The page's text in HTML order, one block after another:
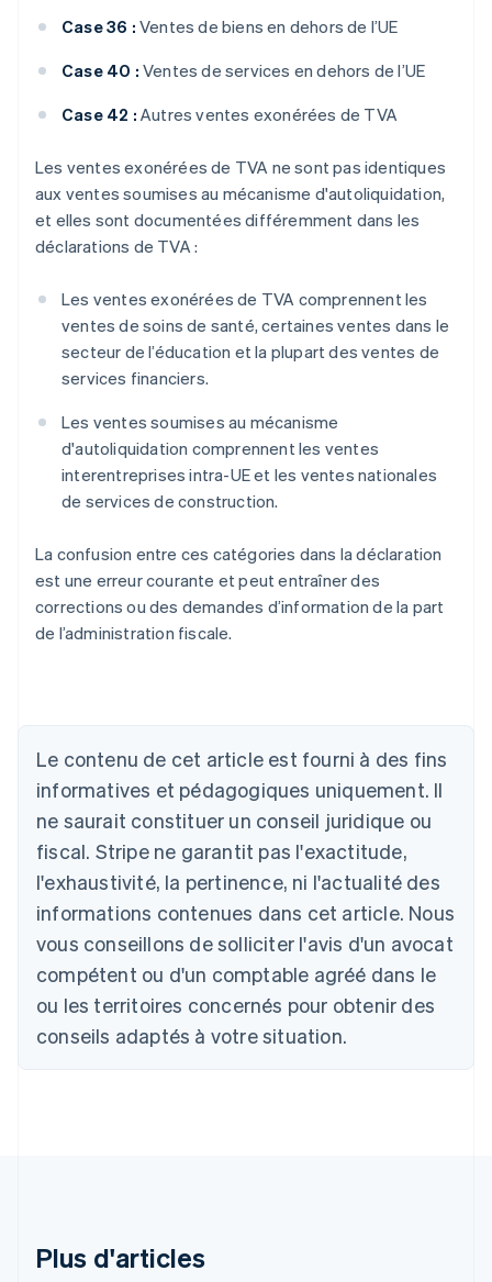
Case 36 : Ventes de biens en dehors de l’UE
Case 40 : Ventes de services en dehors de l’UE
Case 42 : Autres ventes exonérées de TVA
Les ventes exonérées de TVA ne sont pas identiques
aux ventes soumises au mécanisme d'autoliquidation,
et elles sont documentées différemment dans les
déclarations de TVA :
Les ventes exonérées de TVA comprennent les
ventes de soins de santé, certaines ventes dans le
secteur de l’éducation et la plupart des ventes de
services financiers.
Les ventes soumises au mécanisme
d'autoliquidation comprennent les ventes
interentreprises intra-UE et les ventes nationales
de services de construction.
La confusion entre ces catégories dans la déclaration
est une erreur courante et peut entraîner des
corrections ou des demandes d’information de la part
de l’administration fiscale.
Le contenu de cet article est fourni à des fins
informatives et pédagogiques uniquement. Il
ne saurait constituer un conseil juridique ou
fiscal. Stripe ne garantit pas l'exactitude,
l'exhaustivité, la pertinence, ni l'actualité des
informations contenues dans cet article. Nous
vous conseillons de solliciter l'avis d'un avocat
compétent ou d'un comptable agréé dans le
ou les territoires concernés pour obtenir des
conseils adaptés à votre situation.
Plus d'articles
DeutschEnglish
English
Autriche
Deutsch English
Belgique
NederlandsFrançaisDeutschEnglish
Brésil
Bulgarie
English
Canada
English Français
Chine continentale
Espagne